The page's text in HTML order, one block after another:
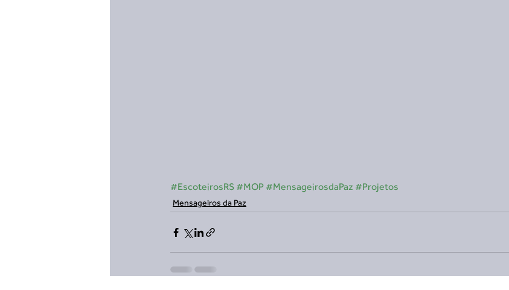
#EscoteirosRS #MOP #MensageirosdaPaz #Projetos
Mensageiros da Paz